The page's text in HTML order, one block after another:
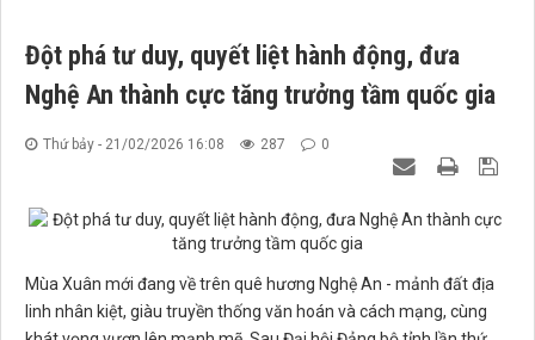
Đột phá tư duy, quyết liệt hành động, đưa
Nghệ An thành cực tăng trưởng tầm quốc gia
Thứ bảy - 21/02/2026 16:08 287 0
Mùa Xuân mới đang về trên quê hương Nghệ An - mảnh đất địa
linh nhân kiệt, giàu truyền thống văn hoán và cách mạng, cùng